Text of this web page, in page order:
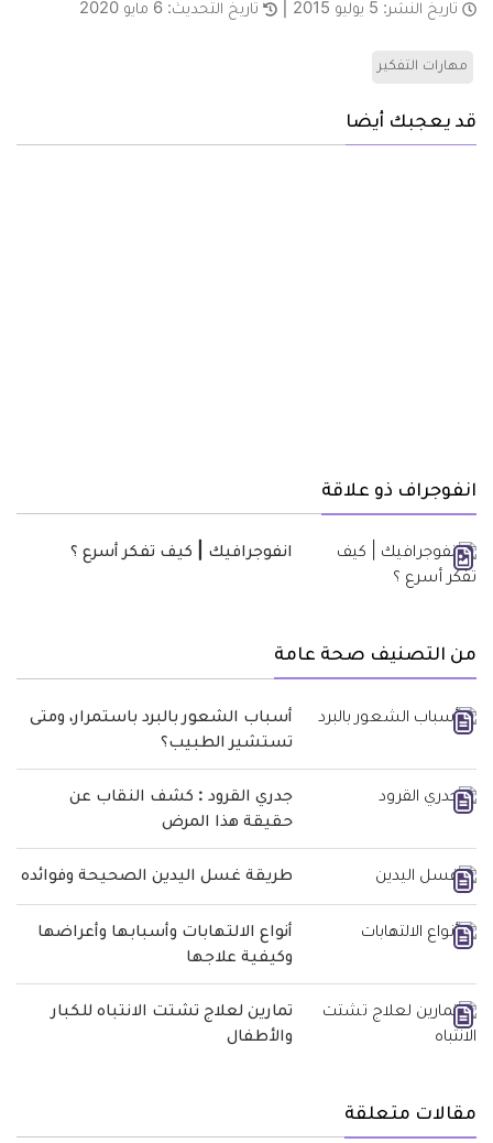
تاريخ النشر: 5 يوليو 2015 تاريخ التحديث: 6 مايو 2020
مهارات التفكير
قد يعجبك أيضا
انفوجراف ذو علاقة
انفوجرافيك | كيف تفكر أسرع ؟
من التصنيف صحة عامة
أسباب الشعور بالبرد باستمرار، ومتى
تستشير الطبيب؟
جدري القرود : كشف النقاب عن
حقيقة هذا المرض
طريقة غسل اليدين الصحيحة وفوائده
أنواع الالتهابات وأسبابها وأعراضها
وكيفية علاجها
تمارين لعلاج تشتت الانتباه للكبار
والأطفال
مقالات متعلقة